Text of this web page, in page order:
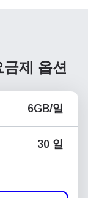
제 옵션
6GB/일
30 일